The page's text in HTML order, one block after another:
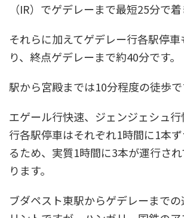
（IR）でゲデレーまで最短25分で着
それらに加えてゲデレー行各駅停
り、終点ゲデレーまで約40分です。
駅から宮殿までは10分程度の徒歩で
エゲール行快速、ジェンジェシュ
行各駅停車はそれぞれ1時間に1本
るため、実質1時間に3本が運行さ
ります。
ブダペスト東駅からゲデレーまで